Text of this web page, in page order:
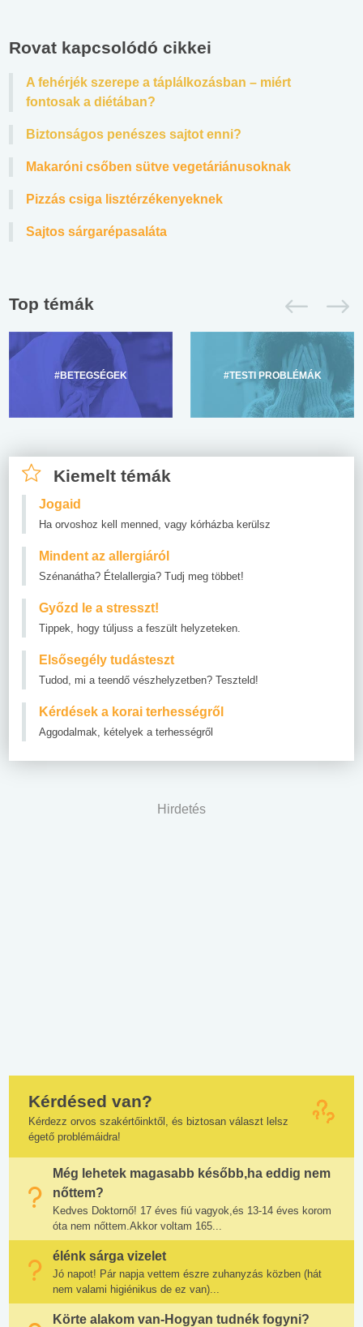
Rovat kapcsolódó cikkei
A fehérjék szerepe a táplálkozásban – miért
fontosak a diétában?
Biztonságos penészes sajtot enni?
Makaróni csőben sütve vegetáriánusoknak
Pizzás csiga lisztérzékenyeknek
Sajtos sárgarépasaláta
Top témák
#BETEGSÉGEK #TESTI PROBLÉMÁK
Kiemelt témák
Jogaid
Ha orvoshoz kell menned, vagy kórházba kerülsz
Mindent az allergiáról
Szénanátha? Ételallergia? Tudj meg többet!
Győzd le a stresszt!
Tippek, hogy túljuss a feszült helyzeteken.
Elsősegély tudásteszt
Tudod, mi a teendő vészhelyzetben? Teszteld!
Kérdések a korai terhességről
Aggodalmak, kételyek a terhességről
Hirdetés
Kérdésed van?
Kérdezz orvos szakértőinktől, és biztosan választ lelsz
égető problémáidra!
Még lehetek magasabb később,ha eddig nem
nőttem?
Kedves Doktornő! 17 éves fiú vagyok,és 13-14 éves korom
óta nem nőttem.Akkor voltam 165...
élénk sárga vizelet
Jó napot! Pár napja vettem észre zuhanyzás közben (hát
nem valami higiénikus de ez van)...
Körte alakom van-Hogyan tudnék fogyni?